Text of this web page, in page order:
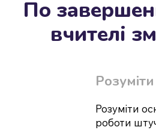
По
вчителі
Розуміти
Розуміти
роботи